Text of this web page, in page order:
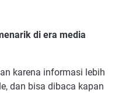
di era media
karena informasi lebih
dan bisa dibaca kapan